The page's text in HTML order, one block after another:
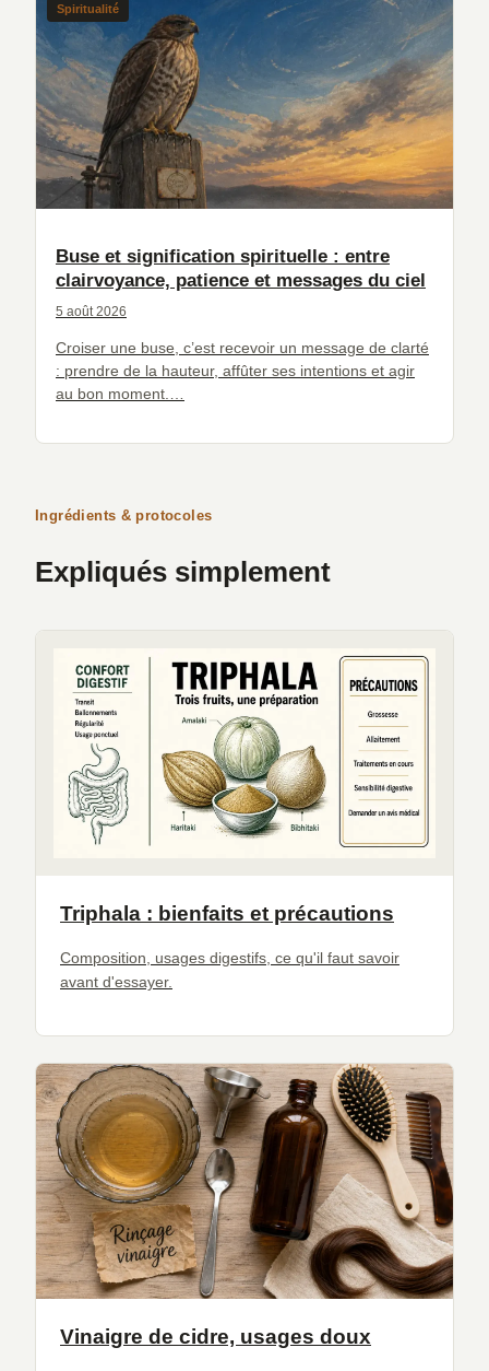
Spiritualité
Buse et signification spirituelle : entre
clairvoyance, patience et messages du ciel
5 août 2026
Croiser une buse, c’est recevoir un message de clarté
: prendre de la hauteur, affûter ses intentions et agir
au bon moment.…
Ingrédients & protocoles
Expliqués simplement
Triphala : bienfaits et précautions
Composition, usages digestifs, ce qu'il faut savoir
avant d'essayer.
Vinaigre de cidre, usages doux